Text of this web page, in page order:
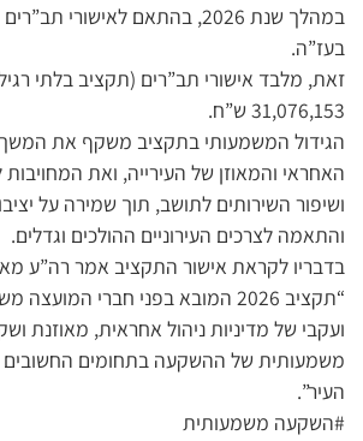
במהלך שנת 2026, בהתאם לאישורי
בעז”ה.
זאת, מלבד אישורי תב”רים (תקציב בלתי
31,076,153 ש”ח.
הגידול המשמעותי בתקציב משקף את המשך
האחראי והמאוזן של העירייה, ואת
ושיפור השירותים לתושב, תוך שמירה על
והתאמה לצרכים העירוניים ההולכים וגדלים.
בדבריו לקראת אישור התקציב אמר רה”ע
“תקציב 2026 המובא בפני חברי
ועקבי של מדיניות ניהול אחראית, מאוזנת
משמעותית של ההשקעה בתחומים החשובים
העיר”.
#השקעה משמעותית